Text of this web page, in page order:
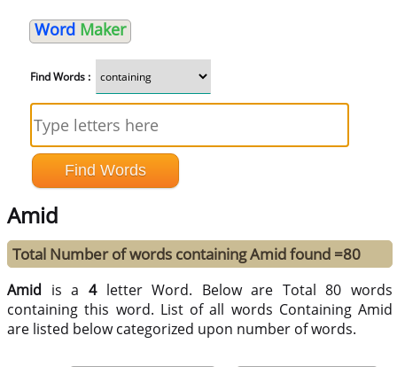
Word Maker
Find Words :
Amid
Total Number of words containing Amid found =80
Amid is a 4letter Word. Below are Total 80 words
containing this word. List of all words Containing Amid
are listed below categorized upon number of words.